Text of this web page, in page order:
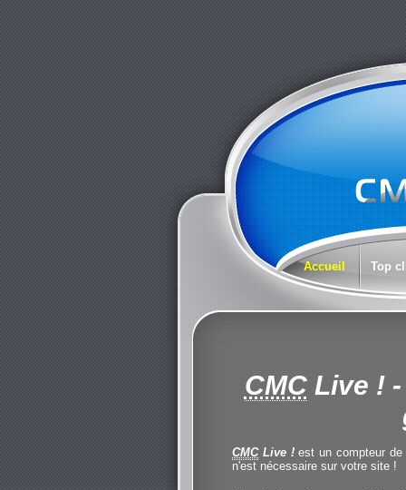
Accueil Top
CMCLive !-
CMCLive !est un compteur de
n'est nécessaire sur votre site !